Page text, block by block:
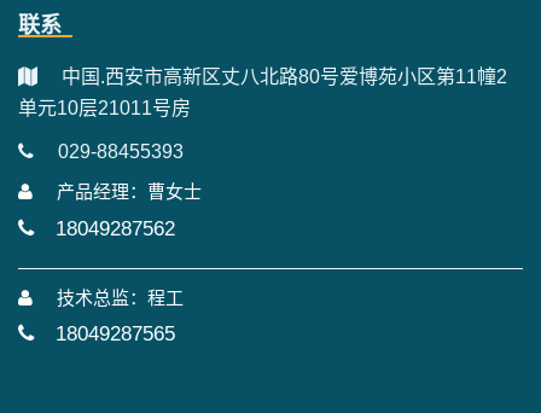
联系
中国.西安市高新区丈八北路80号爱博苑小区第11幢2
单元10层21011号房
029-88455393
产品经理：曹女士
18049287562
技术总监：程工
18049287565